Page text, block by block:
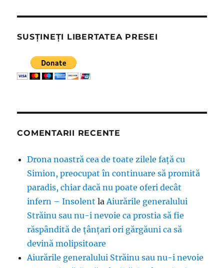
SUSȚINEȚI LIBERTATEA PRESEI
COMENTARII RECENTE
Drona noastră cea de toate zilele față cu
Simion, preocupat în continuare să promită
paradis, chiar dacă nu poate oferi decât
infern – Insolent laAiurările generalului
Străinu sau nu-i nevoie ca prostia să fie
răspândită de țânțari ori gărgăuni ca să
devină molipsitoare
Aiurările generalului Străinu sau nu-i nevoie